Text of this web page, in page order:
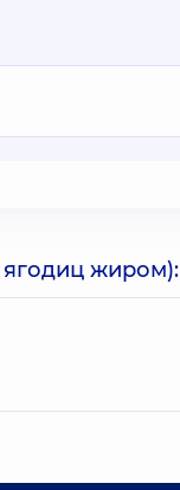
жиром):